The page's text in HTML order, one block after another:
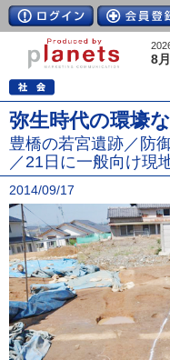
8
弥生時代の環壕
豊橋の若宮遺跡／防
／21日に一般向け現
2014/09/17